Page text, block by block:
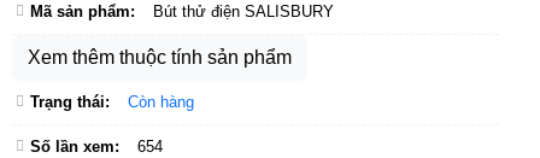
Mã sản phẩm: Bút thử điện SALISBURY
Xem thêm thuộc tính sản phẩm
Trạng thái: Còn hàng
Số lần xem: 654